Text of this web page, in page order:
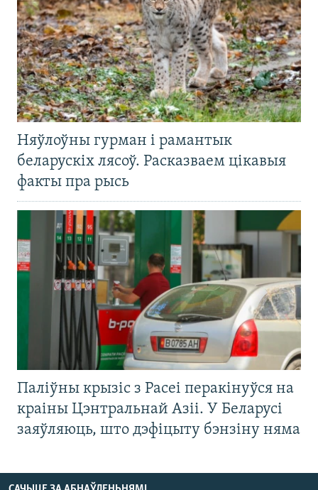
Няўлоўны гурман і рамантык
беларускіх лясоў. Расказваем цікавыя
факты пра рысь
Паліўны крызіс з Расеі перакінуўся на
краіны Цэнтральнай Азіі. У Беларусі
заяўляюць, што дэфіцыту бэнзіну няма